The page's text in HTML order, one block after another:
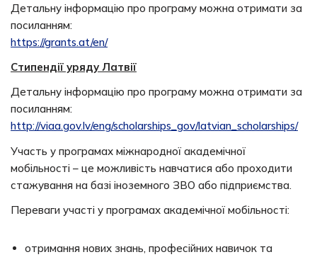
Детальну інформацію про програму можна отримати за
посиланням:
https://grants.at/en/
Стипендії уряду Латвії
Детальну інформацію про програму можна отримати за
посиланням:
http://viaa.gov.lv/eng/scholarships_gov/latvian_scholarships/
Участь у програмах міжнародної академічної
мобільності – це можливість навчатися або проходити
стажування на базі іноземного ЗВО або підприємства.
Переваги участі у програмах академічної мобільності:
отримання нових знань, професійних навичок та